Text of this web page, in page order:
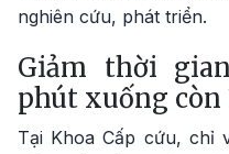
nghiên cứu, phát triển.
Giảm thời
phút xuống còn
Tại Khoa Cấp cứu, chỉ